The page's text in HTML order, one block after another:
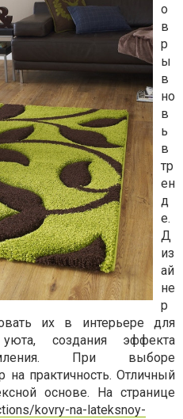
о
в
р
ы
в
но
в
ь
в
тр
ен
д
е.
Д
из
ай
не
р
их в интерьере для
создания эффекта
При выборе
на практичность. Отличный
основе. На странице
kovry-na-lateksnoy-